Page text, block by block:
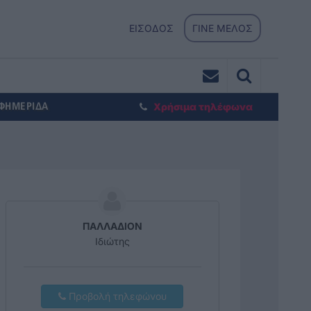
ΕΙΣΟΔΟΣ ΓΙΝΕ ΜΕΛΟΣ
Χρήσιμα τηλέφωνα
ΠΑΛΛΑΔΙΟΝ
Ιδιώτης
Προβολή τηλεφώνου